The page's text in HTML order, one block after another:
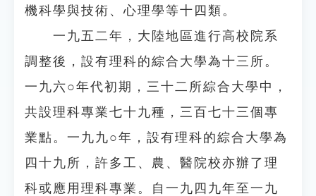
機科學與技術、心理學等十四類。
一九五二年，大陸地區進行高校院系
調整後，設有理科的綜合大學為十三所。
一九六○年代初期，三十二所綜合大學中，
共設理科專業七十九種，三百七十三個專
業點。一九九○年，設有理科的綜合大學為
四十九所，許多工、農、醫院校亦辦了理
科或應用理科專業。自一九四九年至一九